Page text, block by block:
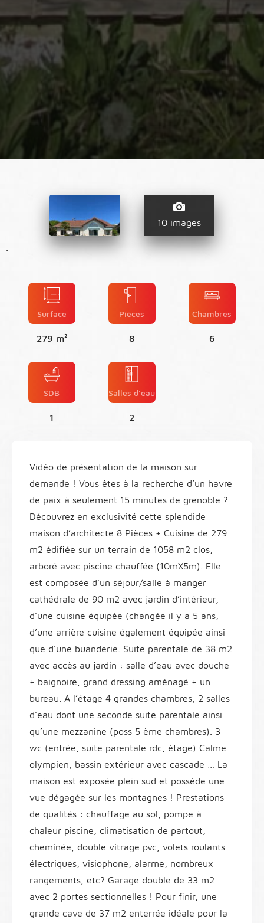
10 images
Surface
279 m²
Pièces
8
Chambres
6
SDB
1
Salles d’eau
2
Vidéo de présentation de la maison sur
demande ! Vous êtes à la recherche d’un havre
de paix à seulement 15 minutes de grenoble ?
Découvrez en exclusivité cette splendide
maison d’architecte 8 Pièces + Cuisine de 279
m2 édifiée sur un terrain de 1058 m2 clos,
arboré avec piscine chauffée (10mX5m). Elle
est composée d’un séjour/salle à manger
cathédrale de 90 m2 avec jardin d’intérieur,
d’une cuisine équipée (changée il y a 5 ans,
d’une arrière cuisine également équipée ainsi
que d’une buanderie. Suite parentale de 38 m2
avec accès au jardin : salle d’eau avec douche
+ baignoire, grand dressing aménagé + un
bureau. A l’étage 4 grandes chambres, 2 salles
d’eau dont une seconde suite parentale ainsi
qu’une mezzanine (poss 5 ème chambres). 3
wc (entrée, suite parentale rdc, étage) Calme
olympien, bassin extérieur avec cascade … La
maison est exposée plein sud et possède une
vue dégagée sur les montagnes ! Prestations
de qualités : chauffage au sol, pompe à
chaleur piscine, climatisation de partout,
cheminée, double vitrage pvc, volets roulants
électriques, visiophone, alarme, nombreux
rangements, etc? Garage double de 33 m2
avec 2 portes sectionnelles ! Pour finir, une
grande cave de 37 m2 enterrée idéale pour la